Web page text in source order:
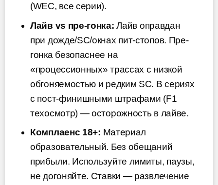
(WEC, все серии).
Лайв vs пре-гонка: Лайв оправдан
при дожде/SC/окнах пит-стопов. Пре-
гонка безопаснее на
«процессионных» трассах с низкой
обгоняемостью и редким SC. В сериях
с пост-финишными штрафами (F1
техосмотр) — осторожность в лайве.
Комплаенс 18+: Материал
образовательный. Без обещаний
прибыли. Используйте лимиты, паузы,
не догоняйте. Ставки — развлечение